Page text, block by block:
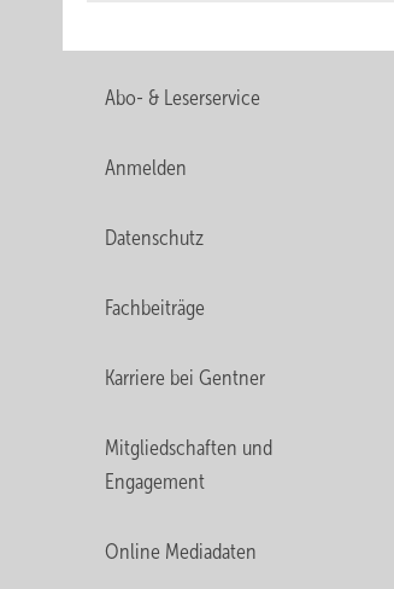
Abo- & Leserservice
Anmelden
Datenschutz
Fachbeiträge
Karriere bei Gentner
Mitgliedschaften und
Engagement
Online Mediadaten